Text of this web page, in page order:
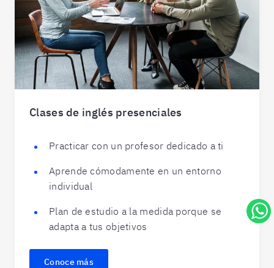
Clases de inglés presenciales
Practicar con un profesor dedicado a ti
Aprende cómodamente en un entorno
individual
Plan de estudio a la medida porque se
adapta a tus objetivos
Conoce más